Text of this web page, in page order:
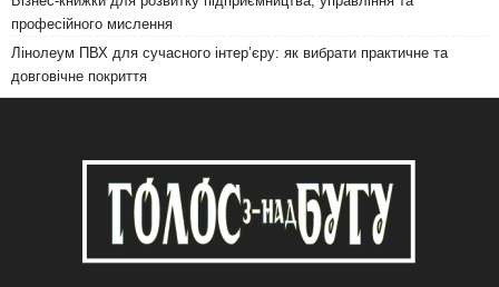
професійного мислення
Лінолеум ПВХ для сучасного інтер’єру: як вибрати практичне та
довговічне покриття